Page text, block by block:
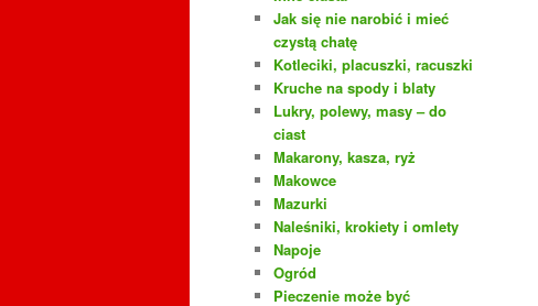
Jak się nie narobić i mieć
czystą chatę
Kotleciki, placuszki, racuszki
Kruche na spody i blaty
Lukry, polewy, masy – do
ciast
Makarony, kasza, ryż
Makowce
Mazurki
Naleśniki, krokiety i omlety
Napoje
Ogród
Pieczenie może być